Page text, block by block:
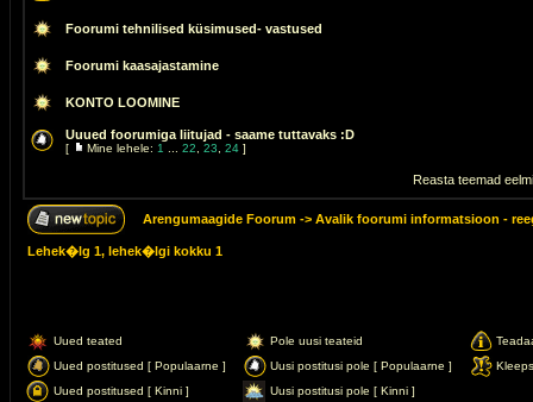
Foorumi tehnilised küsimused- vastused
Foorumi kaasajastamine
KONTO LOOMINE
Uuued foorumiga liitujad - saame tuttavaks :D
[ Mine lehele: 1 22 23 24 ]
Reasta teemad
Arengumaagide Foorum -> Avalik foorumi informatsioon -
Lehek�lg 1, lehek�lgi kokku 1
Uued teated Pole uusi teateid
Uued postitused [ Populaarne ]
Uusi postitusi pole [ Populaarne ]
Kleeps
Uued postitused [ Kinni ]
Uusi postitusi pole [ Kinni ]